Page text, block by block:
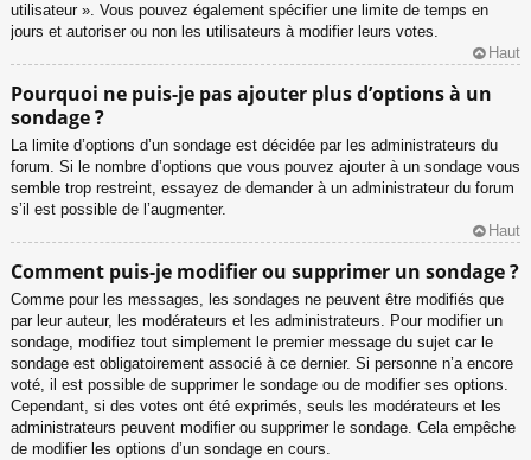
utilisateur ». Vous pouvez également spécifier une limite de temps en
jours et autoriser ou non les utilisateurs à modifier leurs votes.
Haut
Pourquoi ne puis-je pas ajouter plus d’options à un
sondage ?
La limite d’options d’un sondage est décidée par les administrateurs du
forum. Si le nombre d’options que vous pouvez ajouter à un sondage vous
semble trop restreint, essayez de demander à un administrateur du forum
s’il est possible de l’augmenter.
Haut
Comment puis-je modifier ou supprimer un sondage ?
Comme pour les messages, les sondages ne peuvent être modifiés que
par leur auteur, les modérateurs et les administrateurs. Pour modifier un
sondage, modifiez tout simplement le premier message du sujet car le
sondage est obligatoirement associé à ce dernier. Si personne n’a encore
voté, il est possible de supprimer le sondage ou de modifier ses options.
Cependant, si des votes ont été exprimés, seuls les modérateurs et les
administrateurs peuvent modifier ou supprimer le sondage. Cela empêche
de modifier les options d’un sondage en cours.